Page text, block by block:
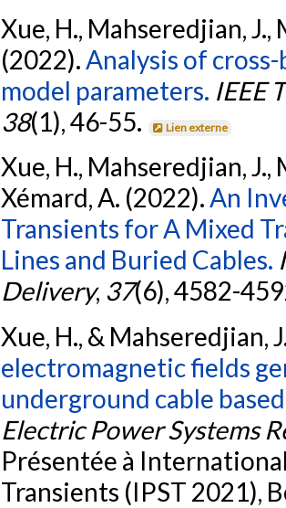
Xue, H., Mahseredjian, J.,
(2022). Analysis of
model parameters. IEEE
38(1), 46-55. Lien externe
Xue, H., Mahseredjian, J.,
Xémard, A. (2022).An
Transients for A Mixed
Lines and Buried Cables.
Delivery, 37(6), 4582-
Xue, H., & Mahseredjian,
electromagnetic fields
underground cable
Electric Power Systems
Présentée à
Transients (IPST 2021),